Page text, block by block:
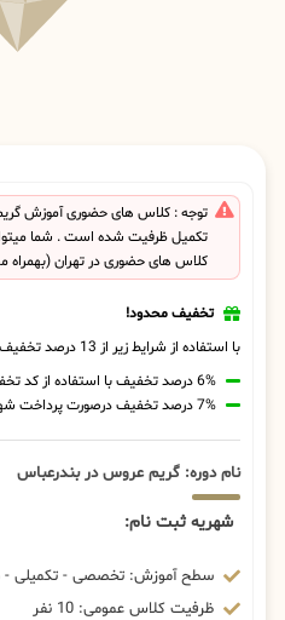
توجه : کلاس های حضوری آموزش
تکمیل ظرفیت شده است . شما
کلاس های حضوری در تهران
تخفیف محدود!
با استفاده از شرایط زیر از 13 درصد تخفیف بهره مند شوید.
6% درصد تخفیف با استفاده از کد تخفیف 20806
7% درصد تخفیف درصورت پرداخت شهریه با رمزارز
نام دوره: گریم عروس در بندرعباس
شهریه ثبت نام:
سطح آموزش: تخصصی - تکمیلی -
ظرفیت کلاس عمومی: 10 نفر